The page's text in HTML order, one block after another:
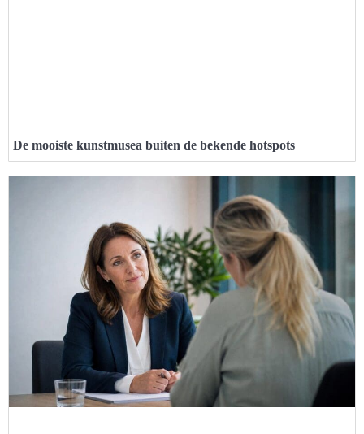
De mooiste kunstmusea buiten de bekende hotspots